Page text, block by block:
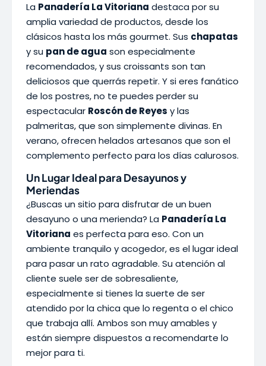
La Panadería La Vitoriana destaca por su
amplia variedad de productos, desde los
clásicos hasta los más gourmet. Sus chapatas
y su pan de agua son especialmente
recomendados, y sus croissants son tan
deliciosos que querrás repetir. Y si eres fanático
de los postres, no te puedes perder su
espectacular Roscón de Reyes y las
palmeritas, que son simplemente divinas. En
verano, ofrecen helados artesanos que son el
complemento perfecto para los días calurosos.
Un Lugar Ideal para Desayunos y
Meriendas
¿Buscas un sitio para disfrutar de un buen
desayuno o una merienda? La Panadería La
Vitoriana es perfecta para eso. Con un
ambiente tranquilo y acogedor, es el lugar ideal
para pasar un rato agradable. Su atención al
cliente suele ser de sobresaliente,
especialmente si tienes la suerte de ser
atendido por la chica que lo regenta o el chico
que trabaja allí. Ambos son muy amables y
están siempre dispuestos a recomendarte lo
mejor para ti.